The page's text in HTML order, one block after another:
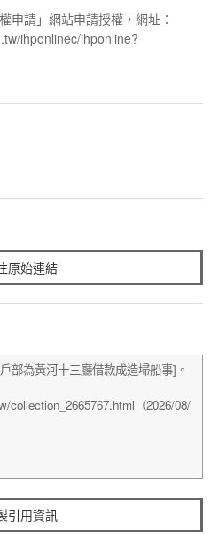
申請」網站申請授權，網址：
ihponlinec/ihponline?
原始連結
引用資訊